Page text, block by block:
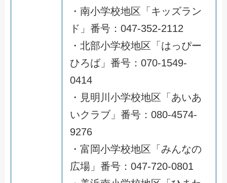
・南小学校地区「キッズラン
ド」番号：047-352-2112
・北部小学校地区「はっぴー
ひろば」番号：070-1549-
0414
・見明川小学校地区「あいあ
いクラブ」番号：080-4574-
9276
・富岡小学校地区「みんなの
広場」番号：047-720-0801